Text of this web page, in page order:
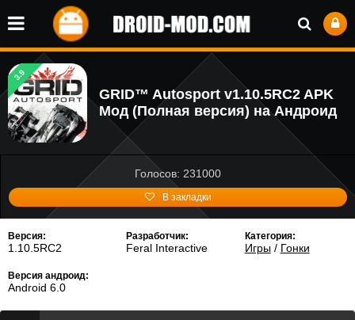
3.9
GRID™ Autosport v1.10.5RC2 APK
Мод (Полная версия) на Андроид
Голосов: 231000
В закладки
Версия:
1.10.5RC2
Разработчик:
Feral Interactive
Категория:
Игры/ Гонки
Версия андроид:
Android 6.0